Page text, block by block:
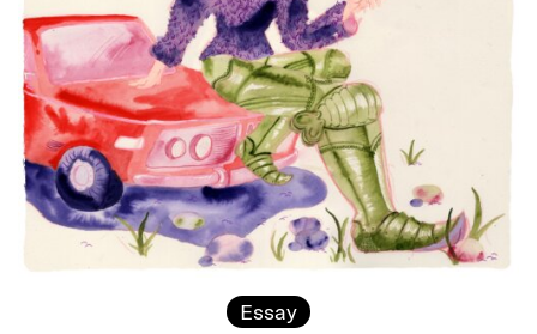
Essay